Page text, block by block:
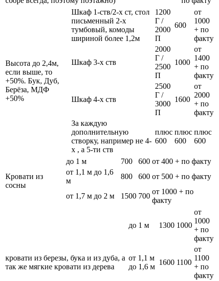
Высота до 2,4м,
если выше, то
+50%. Бук, Дуб,
Берёза, МДФ
+50%
Шкаф 1-ств/2-х ст, стол
письменный 2-х
тумбовый, комоды
шириной более 1,2м
1200
Г /
2000
П
600
от
1000
+ по
факту
Шкаф 3-х ств
2000
Г /
2500
П
1000
от
1400
+ по
факту
Шкаф 4-х ств
2500
Г /
3000
П
1600
от
2000
+ по
факту
За каждую
дополнительную
створку, например не 4-
х , а 5-ти ств
плюс
600
плюс
600
плюс
600
Кровати из
сосны
до 1 м 700 600 от 400 + по факту
от 1,1 м до 1,6
м
800 600 от 500 + по факту
от 1,7 м до 2 м 1500 700
от 1000 + по
факту
кровати из березы, бука и из дуба, а
так же мягкие кровати из дерева
до 1 м 1300 1000
от
1000
+ по
факту
от 1,1 м
до 1,6 м
1600 1100
от
1100
+ по
факту